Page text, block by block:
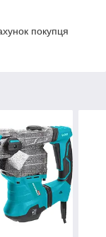
покупця